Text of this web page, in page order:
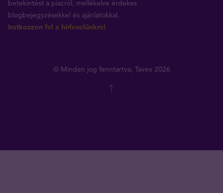
betekintést a piacról, mellékelve érdekes
blogbejegyzésekkel és ajánlatokkal.
Iratkozzon fel a hírlevelünkre!
© Minden jog fenntartva, Tavex 2026